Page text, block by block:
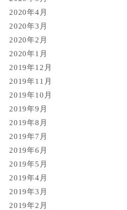
2020年4月
2020年3月
2020年2月
2020年1月
2019年12月
2019年11月
2019年10月
2019年9月
2019年8月
2019年7月
2019年6月
2019年5月
2019年4月
2019年3月
2019年2月